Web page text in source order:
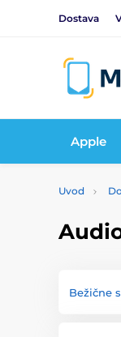
Dostava
Apple
Uvod
Bežične